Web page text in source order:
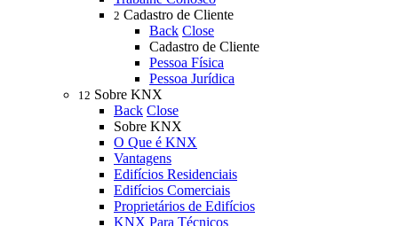
2 Cadastro de Cliente
Back Close
Cadastro de Cliente
Pessoa Física
Pessoa Jurídica
12 Sobre KNX
Back Close
Sobre KNX
O Que é KNX
Vantagens
Edifícios Residenciais
Edifícios Comerciais
Proprietários de Edifícios
KNX Para Técnicos